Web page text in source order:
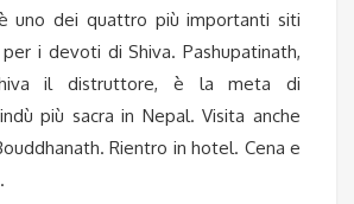
uno dei quattro più importanti siti
i devoti di Shiva. Pashupatinath,
il distruttore, è la meta di
più sacra in Nepal. Visita anche
Rientro in hotel. Cena e